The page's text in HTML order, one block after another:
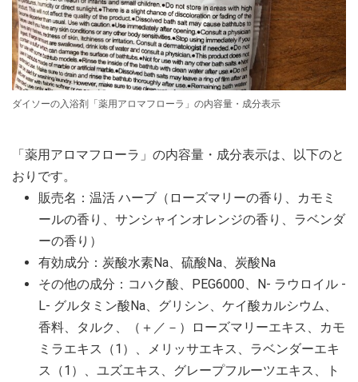
ダイソーの入浴剤「薬用アロマフローラ」の内容量・成分表示
「薬用アロマフローラ」の内容量・成分表示は、以下のと
おりです。
販売名：温活 ハーブ（ローズマリーの香り、カモミ
ールの香り、サンシャインオレンジの香り、ラベンダ
ーの香り）
有効成分：炭酸水素Na、硫酸Na、炭酸Na
その他の成分：コハク酸、PEG6000、N- ラウロイル -
L- グルタミン酸Na、グリシン、ケイ酸カルシウム、
香料、タルク、（＋／－）ローズマリーエキス、カモ
ミラエキス（1）、メリッサエキス、ラベンダーエキ
ス（1）、ユズエキス、グレープフルーツエキス、ト